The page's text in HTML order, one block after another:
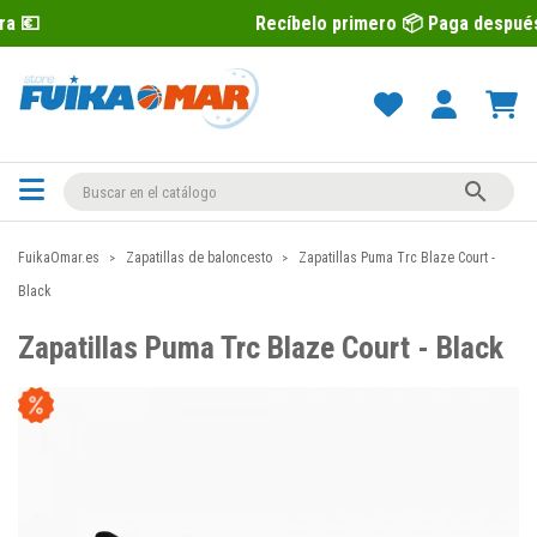
Recíbelo primero 📦 Paga después con Sequra

FuikaOmar.es Zapatillas de baloncesto
Zapatillas Puma Trc Blaze Court -
Black
Zapatillas Puma Trc Blaze Court - Black